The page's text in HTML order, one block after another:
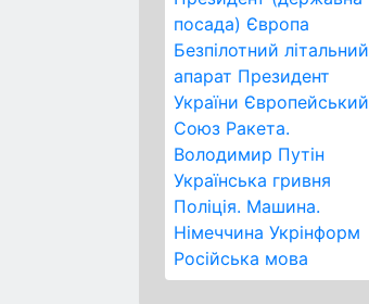
посада) Європа
Безпілотний літальний
апарат Президент
України Європейський
Союз Ракета.
Володимир Путін
Українська гривня
Поліція. Машина.
Німеччина Укрінформ
Російська мова